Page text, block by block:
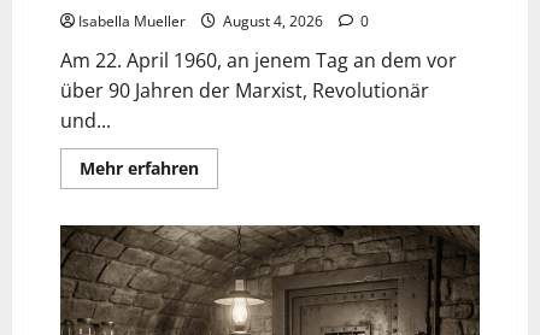
Isabella Mueller August 4, 2026 0
Am 22. April 1960, an jenem Tag an dem vor
über 90 Jahren der Marxist, Revolutionär
und...
Mehr erfahren